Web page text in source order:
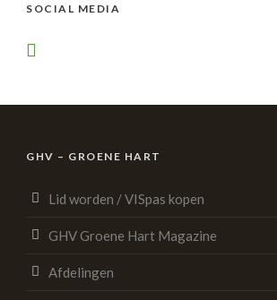
SOCIAL MEDIA
GHV – GROENE HART
Lid worden / VISpas kopen
GHV Groene Hart Magazine
Afdelingen